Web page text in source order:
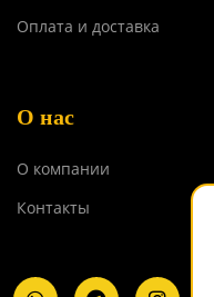
Оплата и доставка
О нас
О компании
Контакты